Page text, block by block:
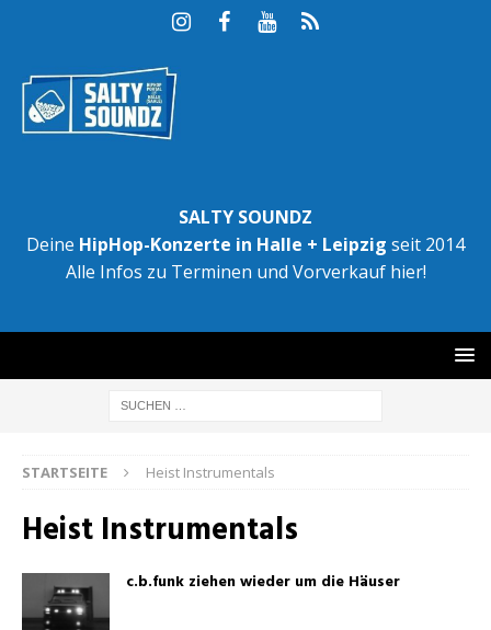
SALTY SOUNDZ
Deine HipHop-Konzerte in Halle + Leipzig seit 2014
Alle Infos zu Terminen und Vorverkauf hier!
STARTSEITE Heist Instrumentals
Heist Instrumentals
c.b.funk ziehen wieder um die Häuser